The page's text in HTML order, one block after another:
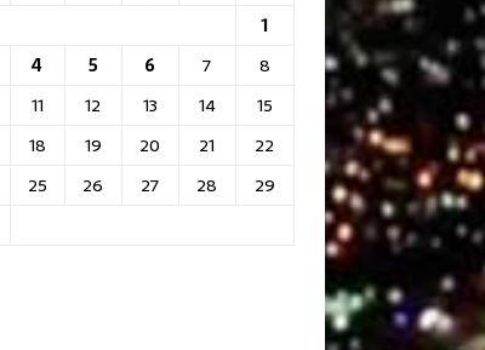
1
4 5 6 7
8
11 12 13 14
15
18 19 20 21
22
25 26 27 28
29